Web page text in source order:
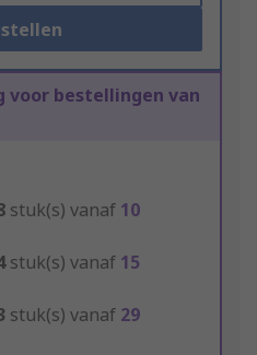
voor bestellingen van
stuk(s) vanaf 10
stuk(s) vanaf 15
stuk(s) vanaf 29